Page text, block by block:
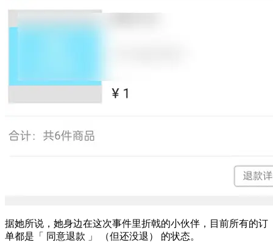
据她所说，她身边在这次事件里折戟的小伙伴，目前所有的订
单都是「 同意退款 」 （但还没退） 的状态。